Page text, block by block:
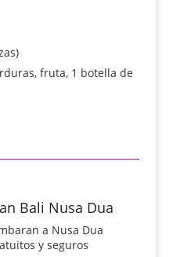
fruta, 1 botella de
Bali Nusa Dua
a Nusa Dua
y seguros